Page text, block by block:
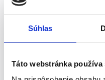
Súhlas
Táto webstránka
Dekoratívne stropné bodové
na osvetlenie moderných